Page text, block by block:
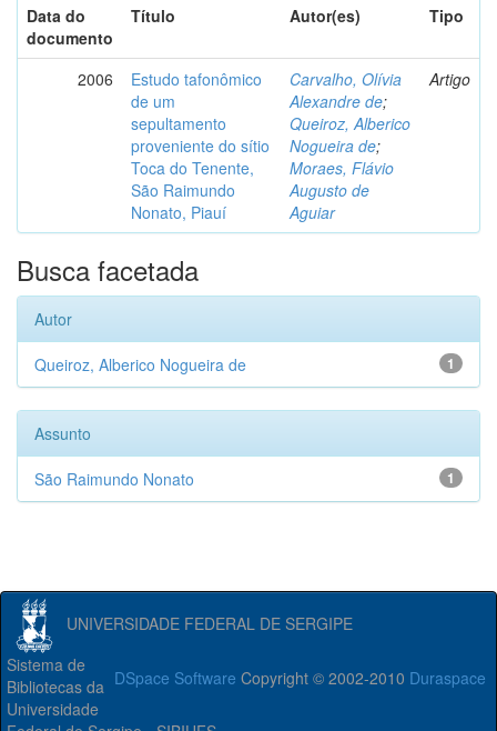
Data do
documento
Título Autor(es) Tipo
2006
Estudo tafonômico
de um
sepultamento
proveniente do sítio
Toca do Tenente,
São Raimundo
Nonato, Piauí
Carvalho, Olívia
Alexandre de;
Queiroz, Alberico
Nogueira de;
Moraes, Flávio
Augusto de
Aguiar
Artigo
Busca facetada
Autor
1
Queiroz, Alberico Nogueira de
Assunto
1
São Raimundo Nonato
UNIVERSIDADE FEDERAL DE SERGIPE
DSpace Software Copyright © 2002-2010 Duraspace
Sistema de
Bibliotecas da
Universidade